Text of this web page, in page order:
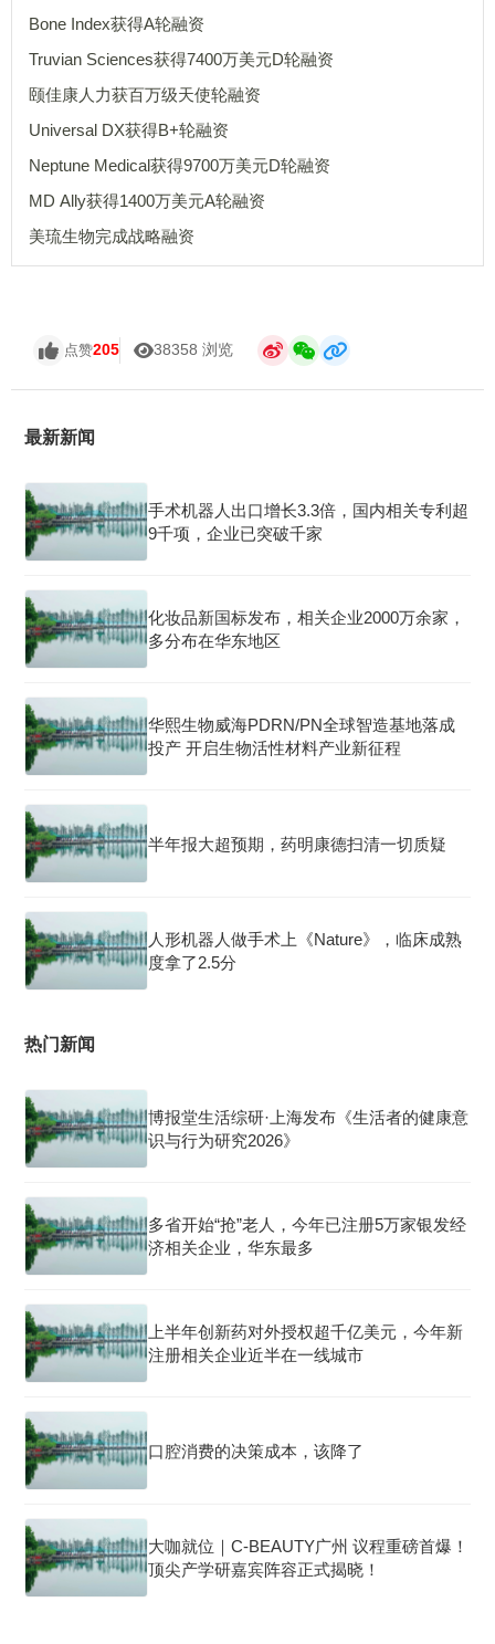
Bone Index获得A轮融资
Truvian Sciences获得7400万美元D轮融资
颐佳康人力获百万级天使轮融资
Universal DX获得B+轮融资
Neptune Medical获得9700万美元D轮融资
MD Ally获得1400万美元A轮融资
美琉生物完成战略融资
点赞205 38358 浏览
最新新闻
手术机器人出口增长3.3倍，国内相关专利超
9千项，企业已突破千家
化妆品新国标发布，相关企业2000万余家，
多分布在华东地区
华熙生物威海PDRN/PN全球智造基地落成
投产 开启生物活性材料产业新征程
半年报大超预期，药明康德扫清一切质疑
人形机器人做手术上《Nature》，临床成熟
度拿了2.5分
热门新闻
博报堂生活综研·上海发布《生活者的健康意
识与行为研究2026》
多省开始“抢”老人，今年已注册5万家银发经
济相关企业，华东最多
上半年创新药对外授权超千亿美元，今年新
注册相关企业近半在一线城市
口腔消费的决策成本，该降了
大咖就位｜C-BEAUTY广州 议程重磅首爆！
顶尖产学研嘉宾阵容正式揭晓！